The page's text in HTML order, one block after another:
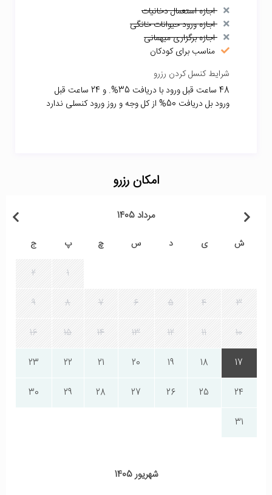
اجازه استعمال دخانیات
اجازه ورود حیوانات خانگی
اجازه برگزاری میهمانی
مناسب برای کودکان
شرایط کنسل کردن رزرو
48 ساعت قبل ورود با دریافت 35%. و 24 ساعت قبل
ورود بل دریافت 50% از کل وجه و روز ورود کنسلی ندارد
امکان رزرو
مرداد 1405
ش ی د س چ پ ج
1
2
3
4
5
6
7
8
9
10
11
12
13
14
15
16
17
18
19
20
21
22
23
24
25
26
27
28
29
30
31
شهریور 1405